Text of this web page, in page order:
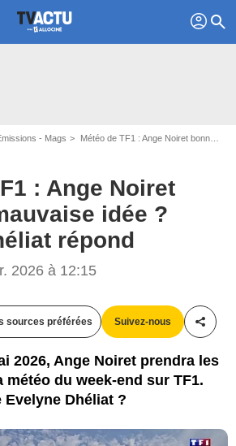
profil search
- Mags Météo de TF1 : Ange Noiret bonne ou mauvaise idée ? Evelyne Dhéliat répond
: Ange Noiret
idée ?
répond
2026 à 12:15
sources préférées Suivez-nous
2026, Ange Noiret prendra les
météo du week-end sur TF1.
Evelyne Dhéliat ?
d'écran météo / TF1